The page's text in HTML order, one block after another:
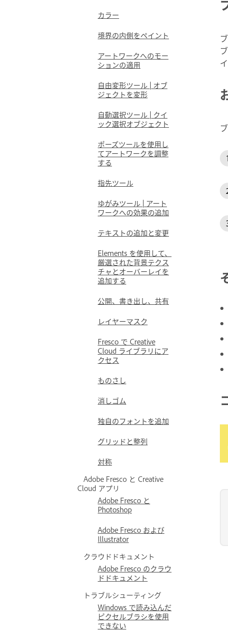
カラー
境界の内側をペイント
アートワークへのモー
ションの適用
自由変形ツール | オブ
ジェクトを変形
自動選択ツール | クイ
ック選択オブジェクト
ポーズツールを使用し
てアートワークを調整
する
指先ツール
ゆがみツール | アート
ワークへの効果の追加
テキストの追加と変更
Elements を使用して、
厳選された背景テクス
チャとオーバーレイを
追加する
公開、書き出し、共有
レイヤーマスク
Fresco で Creative
Cloud ライブラリにア
クセス
ものさし
消しゴム
独自のフォントを追加
グリッドと整列
対称
Adobe Fresco と Creative
Cloud アプリ
Adobe Fresco と
Photoshop
Adobe Fresco および
Illustrator
クラウドドキュメント
Adobe Fresco のクラウ
ドドキュメント
トラブルシューティング
Windows で読み込んだ
ピクセルブラシを使用
できない